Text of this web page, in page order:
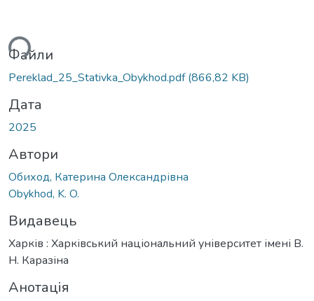
Файли
Pereklad_25_Stativka_Obykhod.pdf(866,82 KB)
Дата
2025
Автори
Обиход, Катерина Олександрівна
Obykhod, K. O.
Видавець
Харків : Харківський національний університет імені В.
Н. Каразіна
Анотація